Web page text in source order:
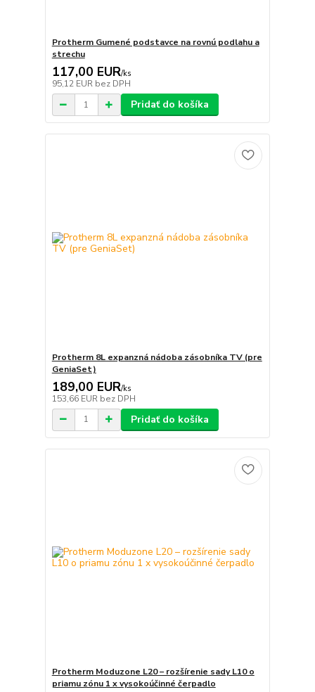
Protherm Gumené podstavce na rovnú podlahu a
strechu
117,00 EUR/ks
95,12 EUR bez DPH
Pridať do košíka
Protherm 8L expanzná nádoba zásobníka TV (pre
GeniaSet)
189,00 EUR/ks
153,66 EUR bez DPH
Pridať do košíka
Protherm Moduzone L20 – rozšírenie sady L10 o
priamu zónu 1 x vysokoúčinné čerpadlo